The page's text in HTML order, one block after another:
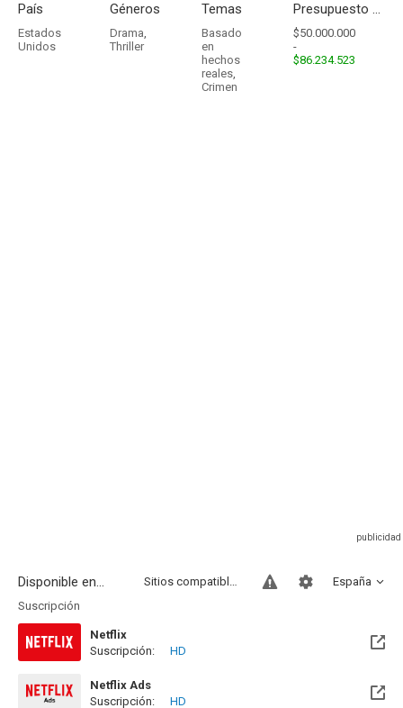
País
Estados
Unidos
Géneros
Drama,
Thriller
Temas
Basado
en
hechos
reales,
Crimen
Presupuesto - Ingresos
$50.000.000
-
$86.234.523
Disponible en... España
Sitios compatibles
Suscripción
Netflix
Suscripción:
HD
Netflix Ads
Suscripción:
HD